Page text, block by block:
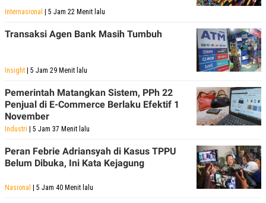
Internasional | 5 Jam 22 Menit lalu
Transaksi Agen Bank Masih Tumbuh
Insight | 5 Jam 29 Menit lalu
Pemerintah Matangkan Sistem, PPh 22
Penjual di E-Commerce Berlaku Efektif 1
November
Industri | 5 Jam 37 Menit lalu
Peran Febrie Adriansyah di Kasus TPPU
Belum Dibuka, Ini Kata Kejagung
Nasional | 5 Jam 40 Menit lalu